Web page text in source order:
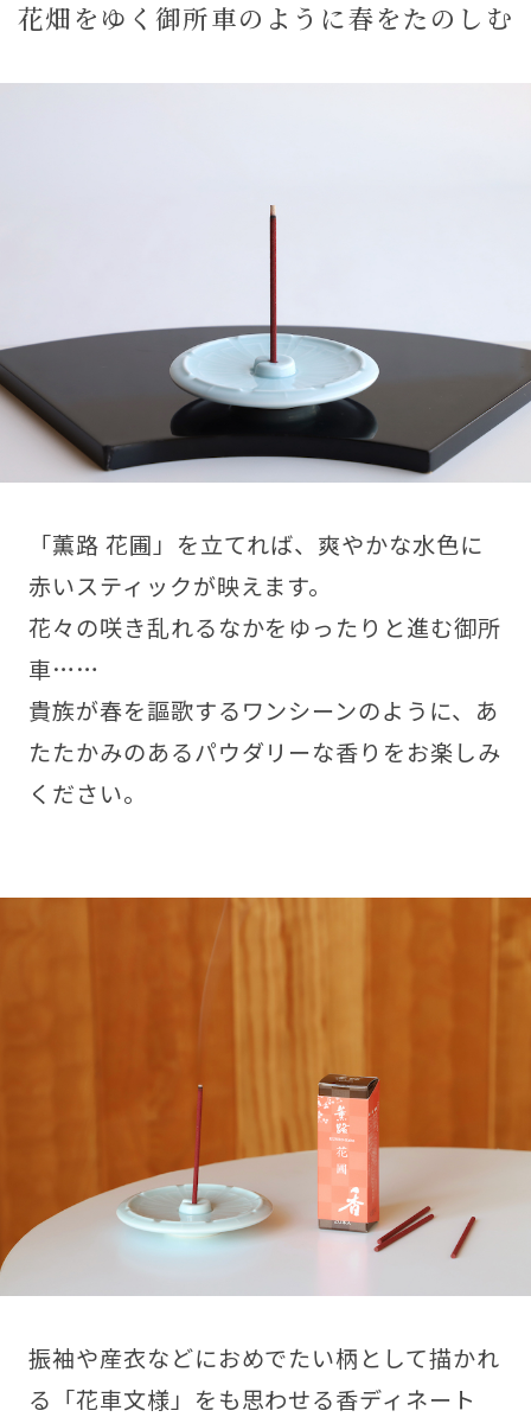
花畑をゆく御所車のように春をたのしむ
「薫路 花圃」を立てれば、爽やかな水色に
赤いスティックが映えます。
花々の咲き乱れるなかをゆったりと進む御所
車……
貴族が春を謳歌するワンシーンのように、あ
たたかみのあるパウダリーな香りをお楽しみ
ください。
振袖や産衣などにおめでたい柄として描かれ
る「花車文様」をも思わせる香ディネート